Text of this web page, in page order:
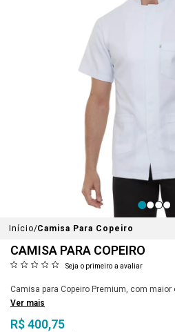
Início Camisa Para Copeiro
CAMISA PARA COPEIRO
Seja o primeiro a avaliar
Camisa para Copeiro Premium, com
Ver mais
R$ 400,75